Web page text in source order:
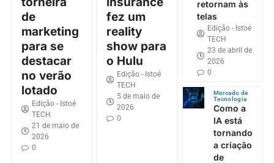
de
marketing
para se
destacar
no verão
lotado
Edição - Istoé
TECH
21 de maio de
2026
0
fez um
reality
show para
o Hulu
Edição - Istoé
TECH
5 de maio de
2026
0
retornam às
telas
Edição - Istoé
TECH
23 de abril de
2026
0
Mercado de
Tecnologia
Como a
IA está
tornando
a criação
de